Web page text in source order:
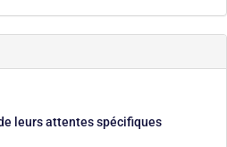
leurs attentes spécifiques